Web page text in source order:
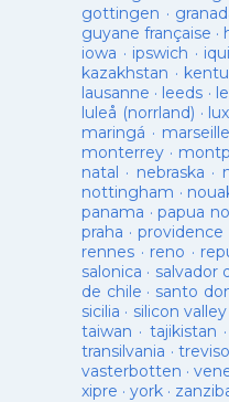
gottingen ·
guyane française ·
iowa · ipswich ·
kazakhstan ·
lausanne · leeds ·
luleå (norrland) ·
maringá · marseille
monterrey ·
natal · nebraska ·
nottingham ·
panama ·papua
praha · providence
rennes · reno ·
salonica · salvador
de chile · santo
sicilia · silicon valley
taiwan · tajikistan
transilvania ·treviso
vasterbotten ·
xipre · york ·